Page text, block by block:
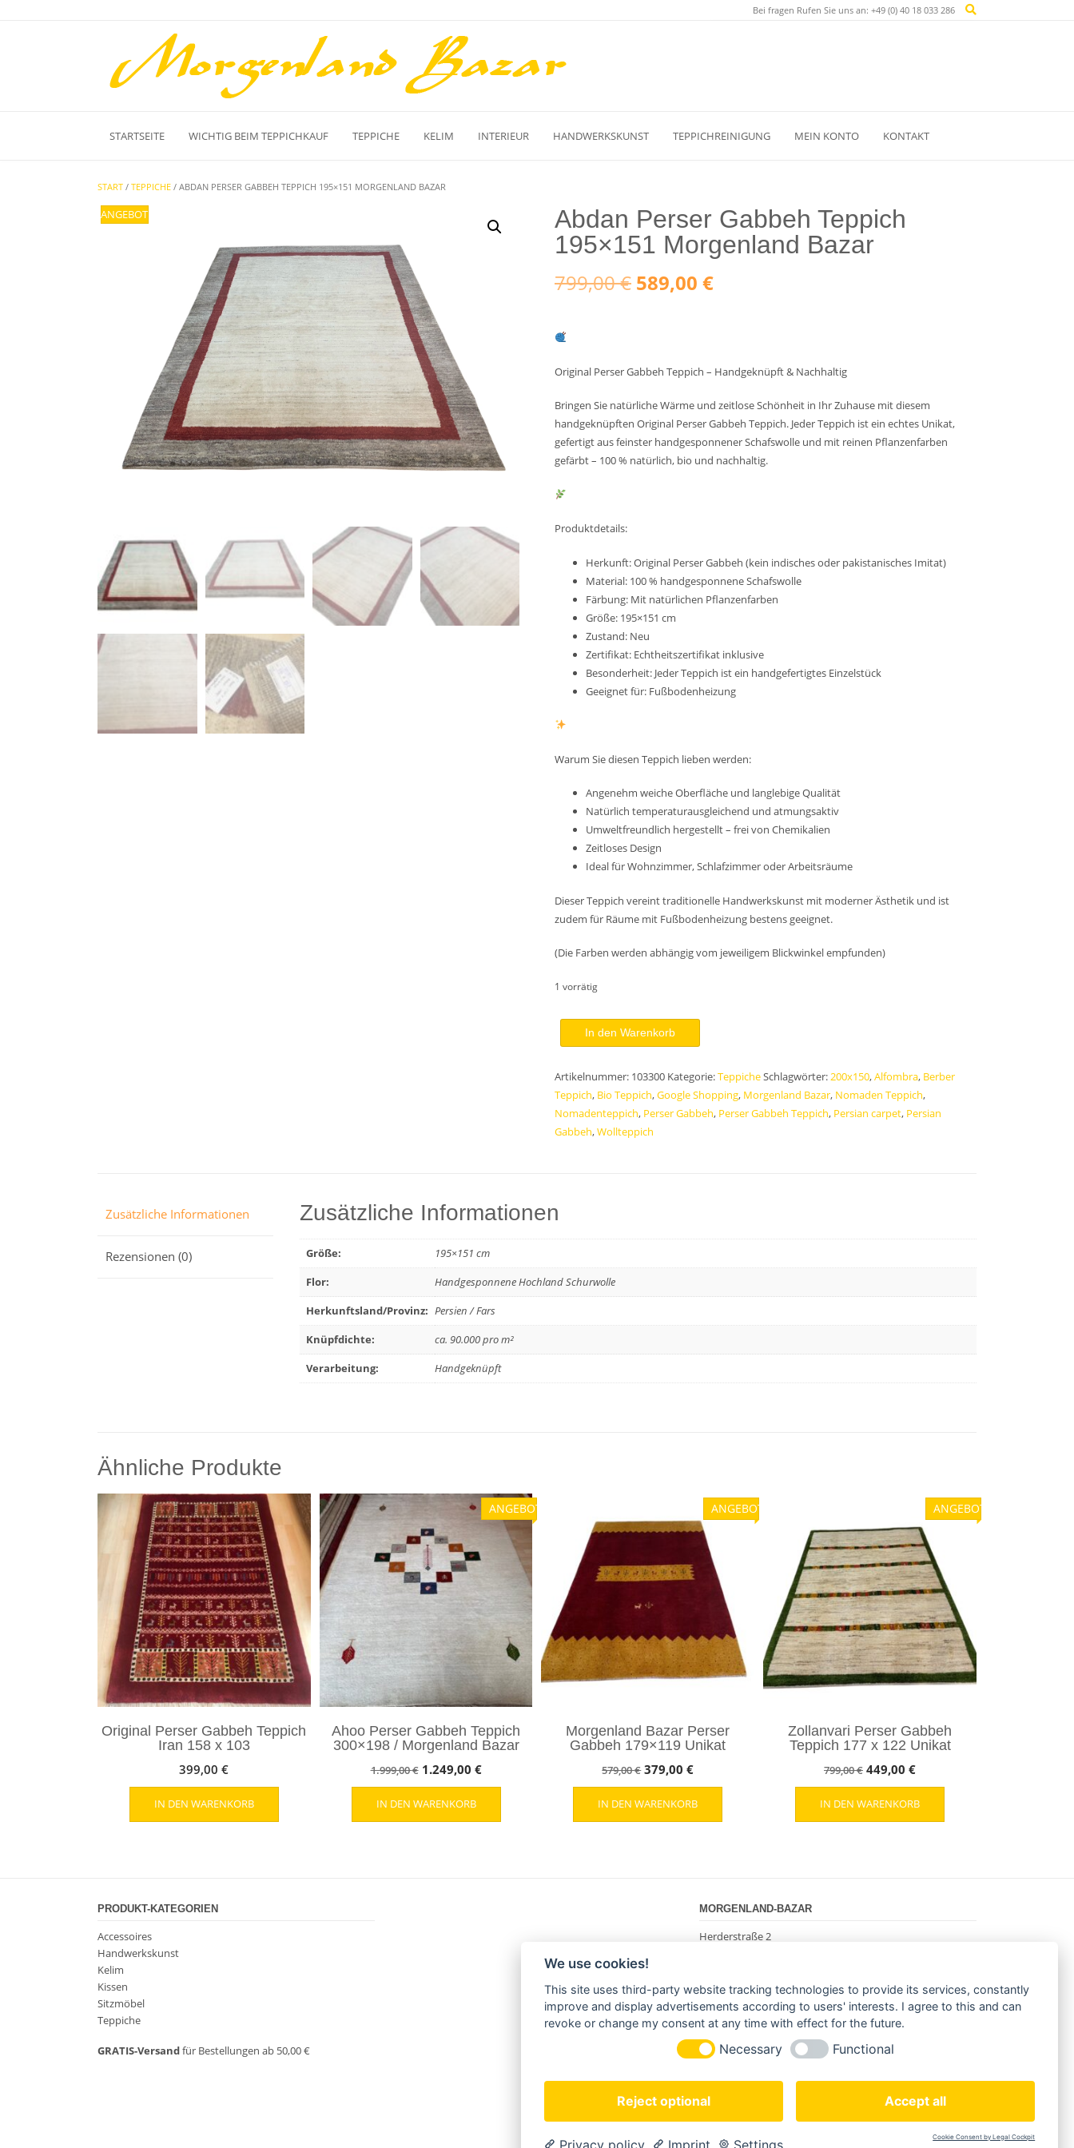
Bei fragen Rufen Sie uns an: +49 (0) 40 18 033 286
STARTSEITE WICHTIG BEIM TEPPICHKAUF TEPPICHE KELIM INTERIEUR HANDWERKSKUNST TEPPICHREINIGUNG MEIN KONTO KONTAKT
START / TEPPICHE / ABDAN PERSER GABBEH TEPPICH 195×151 MORGENLAND BAZAR
ANGEBOT!
Abdan Perser Gabbeh Teppich
195×151 Morgenland Bazar
799,00€ Ursprünglicher
799,00 €
589,00 €Aktueller
589,00 €.
Original Perser Gabbeh Teppich – Handgeknüpft & Nachhaltig
Bringen Sie natürliche Wärme und zeitlose Schönheit in Ihr Zuhause mit diesem
handgeknüpften Original Perser Gabbeh Teppich. Jeder Teppich ist ein echtes Unikat,
gefertigt aus feinster handgesponnener Schafswolle und mit reinen Pflanzenfarben
gefärbt – 100 % natürlich, bio und nachhaltig.
Produktdetails:
Herkunft: Original Perser Gabbeh (kein indisches oder pakistanisches Imitat)
Material: 100 % handgesponnene Schafswolle
Färbung: Mit natürlichen Pflanzenfarben
Größe: 195×151 cm
Zustand: Neu
Zertifikat: Echtheitszertifikat inklusive
Besonderheit: Jeder Teppich ist ein handgefertigtes Einzelstück
Geeignet für: Fußbodenheizung
Warum Sie diesen Teppich lieben werden:
Angenehm weiche Oberfläche und langlebige Qualität
Natürlich temperaturausgleichend und atmungsaktiv
Umweltfreundlich hergestellt – frei von Chemikalien
Zeitloses Design
Ideal für Wohnzimmer, Schlafzimmer oder Arbeitsräume
Dieser Teppich vereint traditionelle Handwerkskunst mit moderner Ästhetik und ist
zudem für Räume mit Fußbodenheizung bestens geeignet.
(Die Farben werden abhängig vom jeweiligem Blickwinkel empfunden)
1 vorrätig
Perser
Teppich
195x151
Morgenland
Bazar
In den Warenkorb
Artikelnummer: 103300 Kategorie:TeppicheSchlagwörter: 200x150,Alfombra, Berber
Teppich, Bio Teppich,Google Shopping, Morgenland Bazar, Nomaden Teppich,
Nomadenteppich, Perser Gabbeh, Perser Gabbeh Teppich, Persian carpet, Persian
Gabbeh,Wollteppich
Zusätzliche Informationen
Rezensionen (0)
Zusätzliche Informationen
Größe:
195×151 cm
Flor:
Handgesponnene Hochland Schurwolle
Herkunftsland/Provinz: Persien / Fars
Knüpfdichte:
ca. 90.000 pro m²
Verarbeitung:
Handgeknüpft
Ähnliche Produkte
Original Perser Gabbeh Teppich
Iran 158 x 103
399,00€
IN DEN WARENKORB
ANGEBOT!
Ahoo Perser Gabbeh Teppich
300×198 / Morgenland Bazar
1.999,00€ Ursprünglicher
Preis
war:
1.249,00 €Aktueller
Preis
IN DEN WARENKORB
ANGEBOT!
Morgenland Bazar Perser
Gabbeh 179×119 Unikat
579,00€ Ursprünglicher
Preis
war:
379,00€Aktueller
Preis
ist:
IN DEN WARENKORB
ANGEBOT!
Zollanvari Perser Gabbeh
Teppich 177 x 122 Unikat
799,00€ Ursprünglicher
Preis
war:
449,00€Aktueller
Preis
ist:
IN DEN WARENKORB
PRODUKT-KATEGORIEN
Accessoires
Handwerkskunst
Kelim
Kissen
Sitzmöbel
Teppiche
GRATIS-Versandfür Bestellungen ab 50,00 €
MORGENLAND-BAZAR
Herderstraße 2
www.morgenland-bazar.de
FOLGEN SIE UNS:
We use cookies!
This site uses third-party website tracking technologies to provide its services, constantly
improve and display advertisements according to users' interests. I agree to this and can
revoke or change my consent at any time with effect for the future.
Necessary Functional
Reject optional Accept all
Privacy policy Imprint Settings Cookie Consent by Legal Cockpit